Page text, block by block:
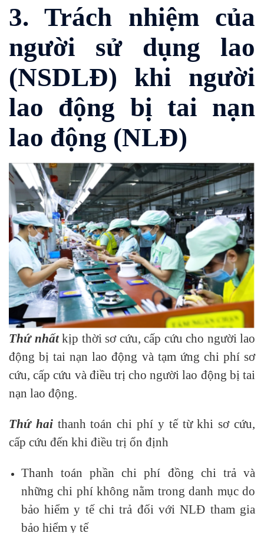
3. Trách nhiệm của
người sử dụng lao
(NSDLĐ) khi người
lao động bị tai nạn
lao động (NLĐ)
Thứ nhất kịp thời sơ cứu, cấp cứu cho người lao
động bị tai nạn lao động và tạm ứng chi phí sơ
cứu, cấp cứu và điều trị cho người lao động bị tai
nạn lao động.
Thứ haithanh toán chi phí y tế từ khi sơ cứu,
cấp cứu đến khi điều trị ổn định
Thanh toán phần chi phí đồng chi trả và
những chi phí không nằm trong danh mục do
bảo hiểm y tế chi trả đối với NLĐ tham gia
bảo hiểm y tế